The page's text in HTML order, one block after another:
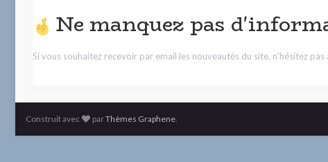
Ne manquez pas
Si vous souhaitez recevoir par email les nouveautés du site, n'hésitez pas
Construit avec parThèmes Graphene.